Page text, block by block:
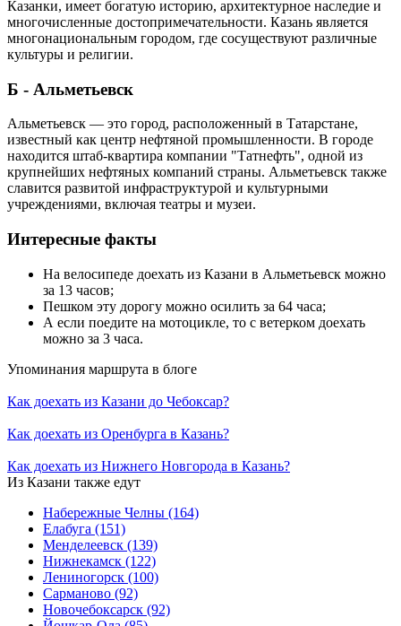
Казанки, имеет богатую историю, архитектурное наследие и
многочисленные достопримечательности. Казань является
многонациональным городом, где сосуществуют различные
культуры и религии.
Б - Альметьевск
Альметьевск — это город, расположенный в Татарстане,
известный как центр нефтяной промышленности. В городе
находится штаб-квартира компании "Татнефть", одной из
крупнейших нефтяных компаний страны. Альметьевск также
славится развитой инфраструктурой и культурными
учреждениями, включая театры и музеи.
Интересные факты
На велосипеде доехать из Казани в Альметьевск можно
за 13 часов;
Пешком эту дорогу можно осилить за 64 часа;
А если поедите на мотоцикле, то с ветерком доехать
можно за 3 часа.
Упоминания маршрута в блоге
Как доехать из Казани до Чебоксар?
Как доехать из Оренбурга в Казань?
Как доехать из Нижнего Новгорода в Казань?
Из Казани также едут
Набережные Челны (164)
Елабуга (151)
Менделеевск (139)
Нижнекамск (122)
Лениногорск (100)
Сарманово (92)
Новочебоксарск (92)